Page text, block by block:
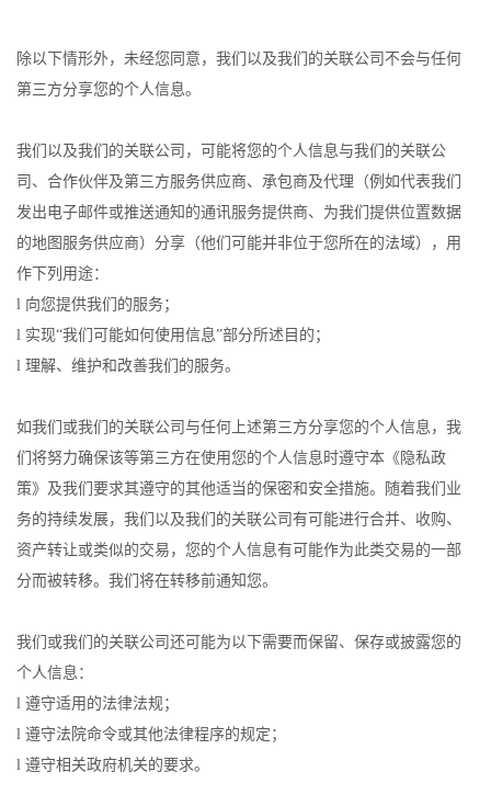
除以下情形外，未经您同意，我们以及我们的关联公司不会与任何
第三方分享您的个人信息。
我们以及我们的关联公司，可能将您的个人信息与我们的关联公
司、合作伙伴及第三方服务供应商、承包商及代理（例如代表我们
发出电子邮件或推送通知的通讯服务提供商、为我们提供位置数据
的地图服务供应商）分享（他们可能并非位于您所在的法域），用
作下列用途：
l 向您提供我们的服务；
l 实现“我们可能如何使用信息”部分所述目的；
l 理解、维护和改善我们的服务。
如我们或我们的关联公司与任何上述第三方分享您的个人信息，我
们将努力确保该等第三方在使用您的个人信息时遵守本《隐私政
策》及我们要求其遵守的其他适当的保密和安全措施。随着我们业
务的持续发展，我们以及我们的关联公司有可能进行合并、收购、
资产转让或类似的交易，您的个人信息有可能作为此类交易的一部
分而被转移。我们将在转移前通知您。
我们或我们的关联公司还可能为以下需要而保留、保存或披露您的
个人信息：
l 遵守适用的法律法规；
l 遵守法院命令或其他法律程序的规定；
l 遵守相关政府机关的要求。